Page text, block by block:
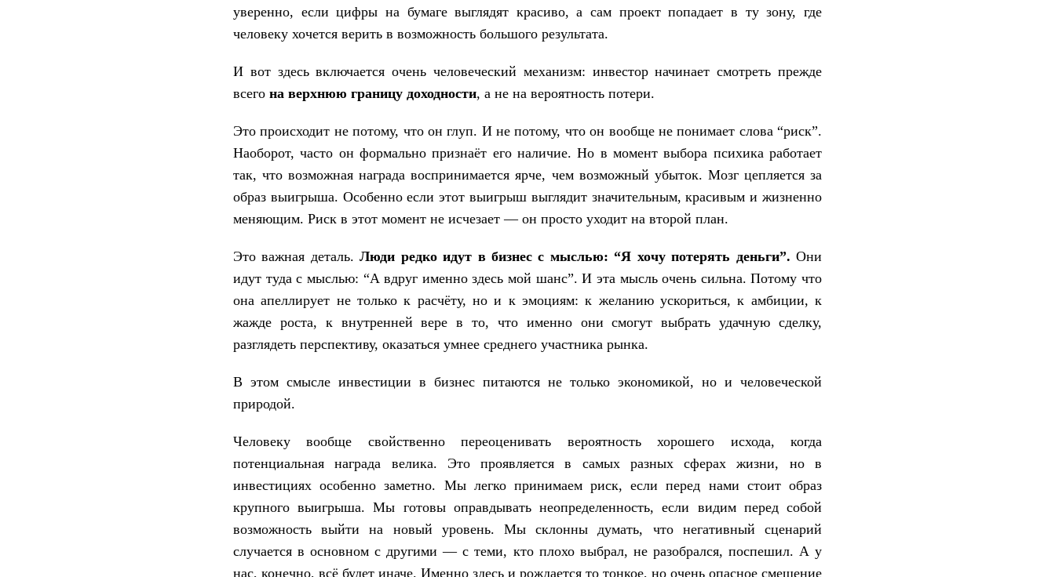
уверенно, если цифры на бумаге выглядят красиво, а сам проект попадает в ту зону, где
человеку хочется верить в возможность большого результата.
И вот здесь включается очень человеческий механизм: инвестор начинает смотреть прежде
всего на верхнюю границу доходности, а не на вероятность потери.
Это происходит не потому, что он глуп. И не потому, что он вообще не понимает слова “риск”.
Наоборот, часто он формально признаёт его наличие. Но в момент выбора психика работает
так, что возможная награда воспринимается ярче, чем возможный убыток. Мозг цепляется за
образ выигрыша. Особенно если этот выигрыш выглядит значительным, красивым и жизненно
меняющим. Риск в этот момент не исчезает — он просто уходит на второй план.
Это важная деталь.Люди редко идут в бизнес с мыслью: “Я хочу потерять деньги”. Они
идут туда с мыслью: “А вдруг именно здесь мой шанс”. И эта мысль очень сильна. Потому что
она апеллирует не только к расчёту, но и к эмоциям: к желанию ускориться, к амбиции, к
жажде роста, к внутренней вере в то, что именно они смогут выбрать удачную сделку,
разглядеть перспективу, оказаться умнее среднего участника рынка.
В этом смысле инвестиции в бизнес питаются не только экономикой, но и человеческой
природой.
Человеку вообще свойственно переоценивать вероятность хорошего исхода, когда
потенциальная награда велика. Это проявляется в самых разных сферах жизни, но в
инвестициях особенно заметно. Мы легко принимаем риск, если перед нами стоит образ
крупного выигрыша. Мы готовы оправдывать неопределенность, если видим перед собой
возможность выйти на новый уровень. Мы склонны думать, что негативный сценарий
случается в основном с другими — с теми, кто плохо выбрал, не разобрался, поспешил. А у
нас, конечно, всё будет иначе. Именно здесь и рождается то тонкое, но очень опасное смещение